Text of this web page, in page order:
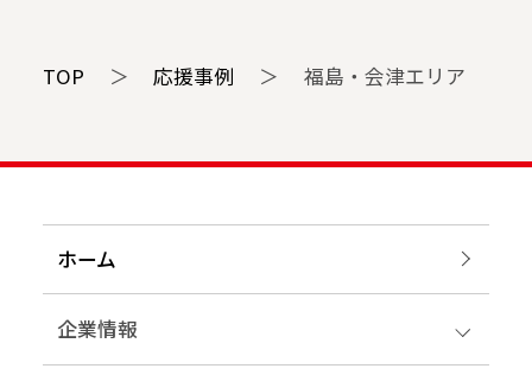
TOP ＞ 応援事例 ＞ 福島・会津エリア
ホーム
企業情報